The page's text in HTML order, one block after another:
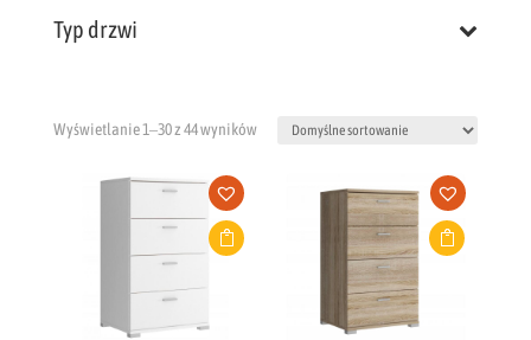
Typ drzwi
Wyświetlanie 1–30 z 44 wyników